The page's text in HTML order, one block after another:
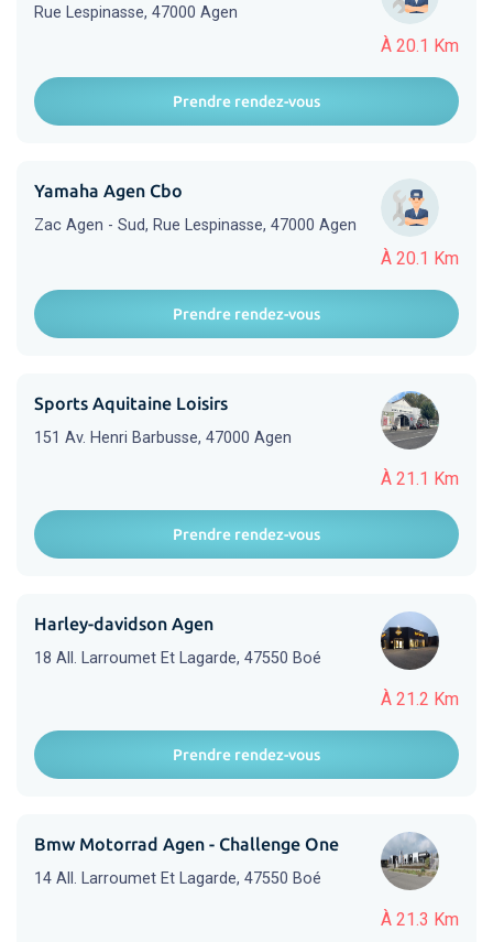
À 20.1 Km
Rue Lespinasse, 47000 Agen
Prendre rendez-vous
À 20.1 Km
Yamaha Agen Cbo
Zac Agen - Sud, Rue Lespinasse, 47000 Agen
Prendre rendez-vous
À 21.1 Km
Sports Aquitaine Loisirs
151 Av. Henri Barbusse, 47000 Agen
Prendre rendez-vous
À 21.2 Km
Harley-davidson Agen
18 All. Larroumet Et Lagarde, 47550 Boé
Prendre rendez-vous
À 21.3 Km
Bmw Motorrad Agen - Challenge One
14 All. Larroumet Et Lagarde, 47550 Boé